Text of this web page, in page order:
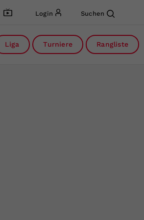
Login Suchen
Liga Turniere Rangliste